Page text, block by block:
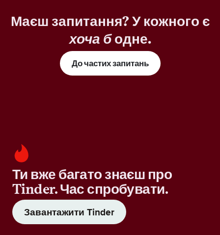
Маєш запитання? У кожного є
хоча бодне.
До частих запитань
Ти вже багато знаєш про
Tinder. Час спробувати.
Завантажити Tinder